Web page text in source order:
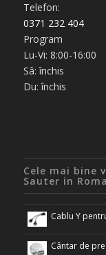
Telefon:
0371 232 404
Program
Lu-Vi: 8:00-16:00
Sâ: închis
Du: închis
Cele mai bine
Sauter in
Cablu Y pentru
Cântar de